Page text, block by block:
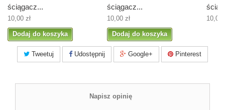
ściągacz...
10,00 zł
Dodaj do koszyka
ściągacz...
10,00 zł
Dodaj do koszyka
10,00
Tweetuj Udostępnij Google+ Pinterest
Napisz opinię